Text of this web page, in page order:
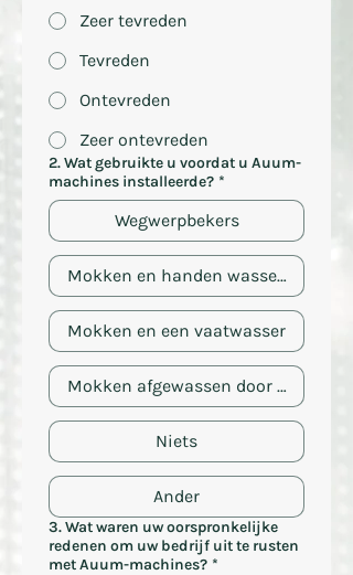
Zeer tevreden
Tevreden
Ontevreden
Zeer ontevreden
2. Wat gebruikte u voordat u Auum-
machines installeerde? *
Wegwerpbekers
Mokken en handen wassen door de
Mokken en een vaatwasser
Mokken afgewassen door een
Niets
Ander
3. Wat waren uw oorspronkelijke
redenen om uw bedrijf uit te rusten
met Auum-machines? *